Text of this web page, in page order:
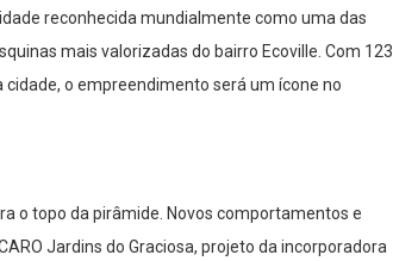
reconhecida mundialmente como uma das
mais valorizadas do bairro Ecoville. Com 123
o empreendimento será um ícone no
o topo da pirâmide. Novos comportamentos e
Jardins do Graciosa, projeto da incorporadora